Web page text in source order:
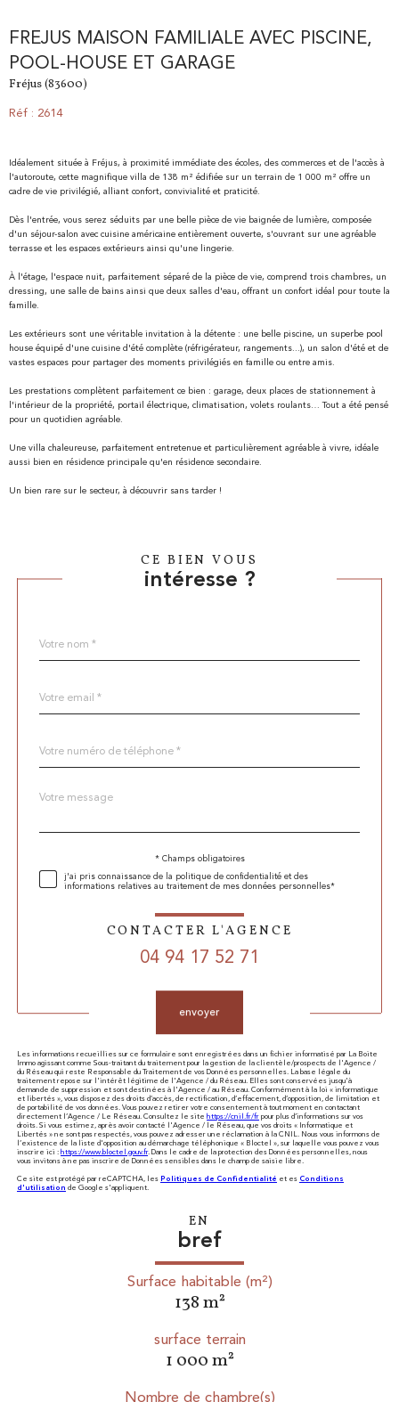
FREJUS MAISON FAMILIALE AVEC PISCINE,
POOL-HOUSE ET GARAGE
Fréjus (83600)
Réf : 2614
Idéalement située à Fréjus, à proximité immédiate des écoles, des commerces et de l'accès à
l'autoroute, cette magnifique villa de 138 m² édifiée sur un terrain de 1 000 m² offre un
cadre de vie privilégié, alliant confort, convivialité et praticité.
Dès l'entrée, vous serez séduits par une belle pièce de vie baignée de lumière, composée
d'un séjour-salon avec cuisine américaine entièrement ouverte, s'ouvrant sur une agréable
terrasse et les espaces extérieurs ainsi qu'une lingerie.
À l'étage, l'espace nuit, parfaitement séparé de la pièce de vie, comprend trois chambres, un
dressing, une salle de bains ainsi que deux salles d'eau, offrant un confort idéal pour toute la
famille.
Les extérieurs sont une véritable invitation à la détente : une belle piscine, un superbe pool
house équipé d'une cuisine d'été complète (réfrigérateur, rangements...), un salon d'été et de
vastes espaces pour partager des moments privilégiés en famille ou entre amis.
Les prestations complètent parfaitement ce bien : garage, deux places de stationnement à
l'intérieur de la propriété, portail électrique, climatisation, volets roulants… Tout a été pensé
pour un quotidien agréable.
Une villa chaleureuse, parfaitement entretenue et particulièrement agréable à vivre, idéale
aussi bien en résidence principale qu'en résidence secondaire.
Un bien rare sur le secteur, à découvrir sans tarder !
CE BIEN VOUS
intéresse ?
*
*
*
Fieldset
Message
* Champs obligatoires
j'ai pris connaissance de la politique de confidentialité et des
informations relatives au traitement de mes données personnelles*
CONTACTER L'AGENCE
04 94 17 52 71
envoyer
Les informations recueillies sur ce formulaire sont enregistrées dans un fichier informatisé par La Boite
Immo agissant comme Sous-traitant du traitement pour la gestion de la clientèle/prospects de l'Agence /
du Réseau qui reste Responsable du Traitement de vos Données personnelles. La base légale du
traitement repose sur l'intérêt légitime de l'Agence / du Réseau. Elles sont conservées jusqu'à
demande de suppression et sont destinées à l'Agence / au Réseau. Conformément à la loi « informatique
et libertés », vous disposez des droits d’accès, de rectification, d’effacement, d’opposition, de limitation et
de portabilité de vos données. Vous pouvez retirer votre consentement à tout moment en contactant
directement l’Agence / Le Réseau. Consultez le site https://cnil.fr/fr pour plus d’informations sur vos
droits. Si vous estimez, après avoir contacté l'Agence / le Réseau, que vos droits « Informatique et
Libertés » ne sont pas respectés, vous pouvez adresser une réclamation à la CNIL. Nous vous informons de
l’existence de la liste d'opposition au démarchage téléphonique « Bloctel », sur laquelle vous pouvez vous
inscrire ici : https://www.bloctel.gouv.fr. Dans le cadre de la protection des Données personnelles, nous
vous invitons à ne pas inscrire de Données sensibles dans le champ de saisie libre.
Ce site est protégé par reCAPTCHA, les Politiques de Confidentialité et es Conditions
d'utilisation de Google s'appliquent.
EN
bref
Surface habitable (m²)
138 m²
surface terrain
1 000 m²
Nombre de chambre(s)